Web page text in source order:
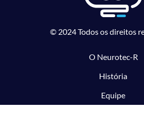
© 2024 Todos os direitos
O Neurotec-R
História
Equipe